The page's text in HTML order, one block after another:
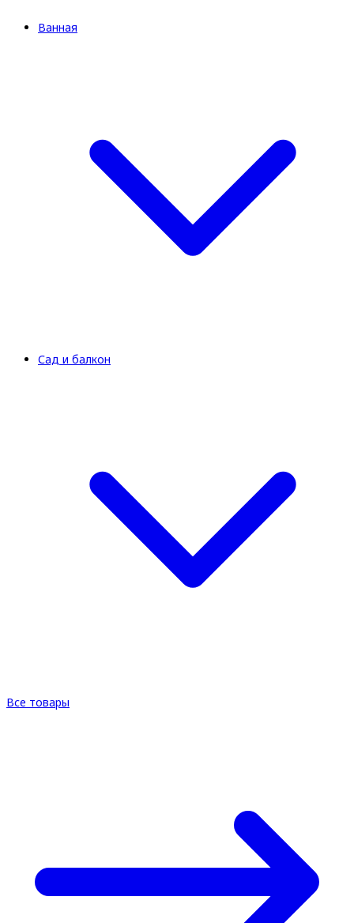
Ванная
Сад и балкон
Все товары